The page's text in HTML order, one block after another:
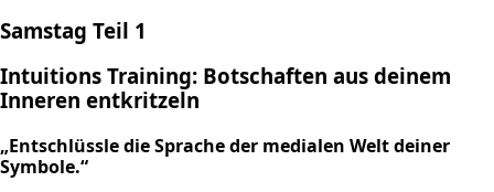
Samstag Teil 1
Intuitions Training: Botschaften aus deinem
Inneren entkritzeln
„Entschlüssle die Sprache der medialen Welt deiner
Symbole.“